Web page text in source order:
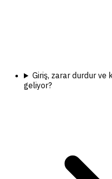
Giriş, zarar durdur ve
geliyor?